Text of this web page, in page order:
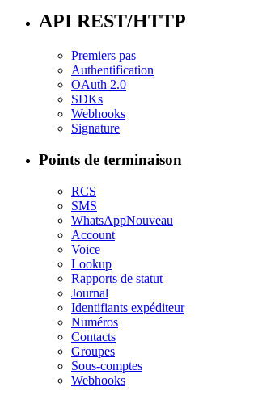
API REST/HTTP
Premiers pas
Authentification
OAuth 2.0
SDKs
Webhooks
Signature
Points de terminaison
RCS
SMS
WhatsAppNouveau
Account
Voice
Lookup
Rapports de statut
Journal
Identifiants expéditeur
Numéros
Contacts
Groupes
Sous-comptes
Webhooks